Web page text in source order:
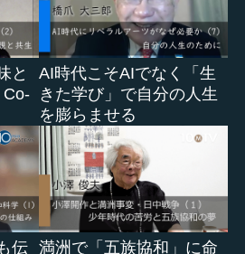
と
AI時代こそAIでなく「生
きた学び」で自分の人生
を膨らませる
伝 満洲で「五族協和」に命